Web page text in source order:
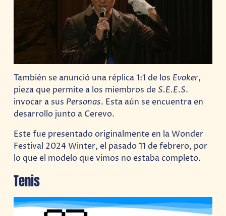
También se anunció una réplica 1:1 de los Evoker,
pieza que permite a los miembros de S.E.E.S.
invocar a sus Personas. Esta aún se encuentra en
desarrollo junto a Cerevo.
Este fue presentado originalmente en la Wonder
Festival 2024 Winter, el pasado 11 de febrero, por
lo que el modelo que vimos no estaba completo.
Tenis